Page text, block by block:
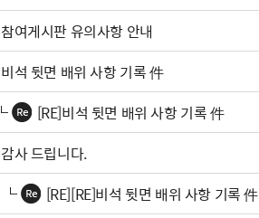
참여게시판 유의사항 안내
비석 뒷면 배위 사항 기록 件
[RE]비석 뒷면 배위 사항 기록 件
감사 드립니다.
[RE][RE]비석 뒷면 배위 사항 기록 件